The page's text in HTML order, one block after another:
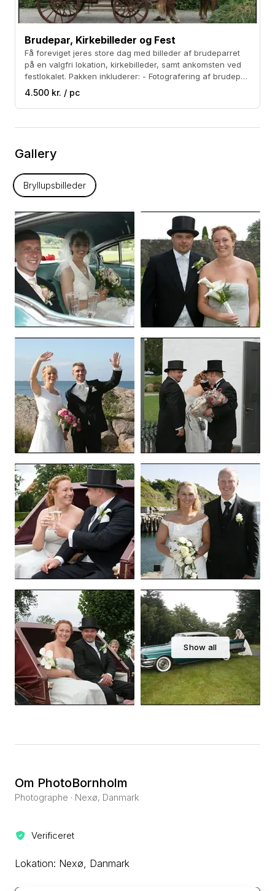
Brudepar, Kirkebilleder og Fest
Få foreviget jeres store dag med billeder af brudeparret
på en valgfri lokation, kirkebilleder, samt ankomsten ved
festlokalet. Pakken inkluderer: - Fotografering af brudepar
på en valgfri lokation - Billeder fra kirken, samt ude foran,
når jeres gæster ønsker jer tillykke - Parvis af gæsterne
ved ankomst til festen - Parvis ved bordet under forretten.
4.500 kr. / pc
Gallery
Bryllupsbilleder
Show all
Om PhotoBornholm
Photographe · Nexø, Danmark
Verificeret
Lokation: Nexø, Danmark